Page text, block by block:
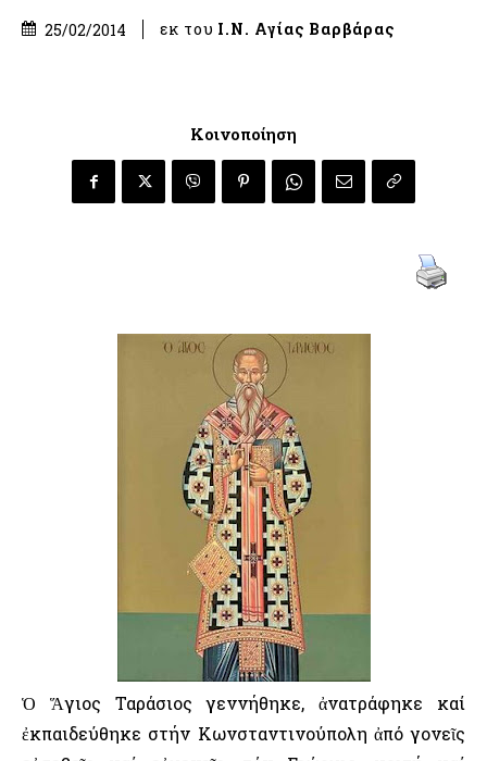
25/02/2014 εκ του Ι.Ν. Αγίας Βαρβάρας
Κοινοποίηση
Ὁ Ἅγιος Ταράσιος γεννήθηκε, ἀνατράφηκε καί
ἐκπαιδεύθηκε στήν Κωνσταντινούπολη ἀπό γονεῖς